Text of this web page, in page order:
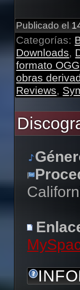
Publicado el
Categorías:
Downloads,
formato OGG
obras
Reviews,